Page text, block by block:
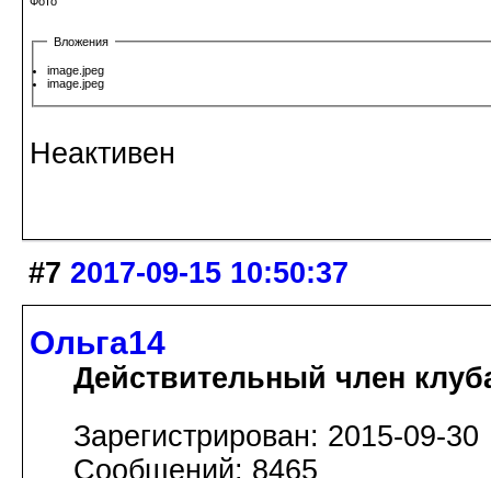
Вложения
image.jpeg
image.jpeg
Неактивен
#7 2017-09-15 10:50:37
Ольга14
Действительный член
Зарегистрирован: 2015-09-30
Сообщений: 8465